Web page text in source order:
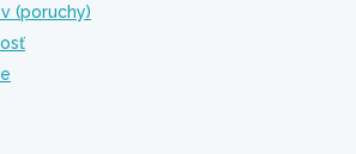
(poruchy)